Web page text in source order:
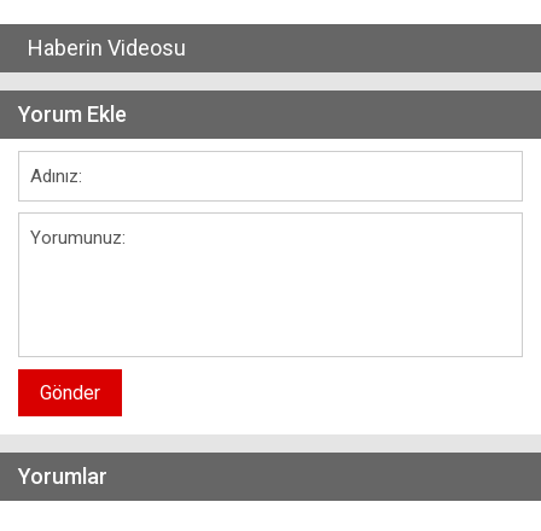
Haberin Videosu
Yorum Ekle
Gönder
Yorumlar